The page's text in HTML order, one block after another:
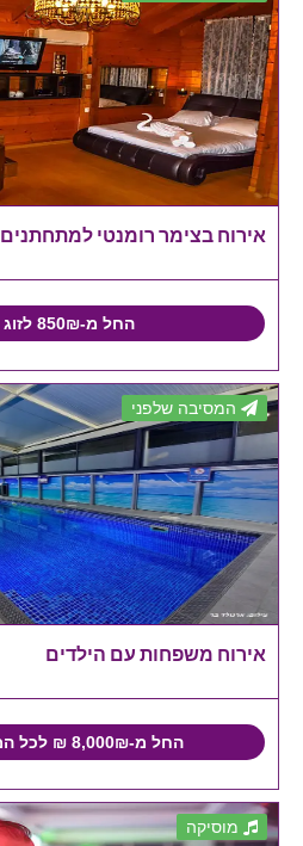
אירוח בצימר רומנטי למתחתנים
החל מ-850₪ לזוג ללילה
המסיבה שלפני
אירוח משפחות עם הילדים
החל מ-8,000₪ ₪ לכל המתחם ללילה
מוסיקה